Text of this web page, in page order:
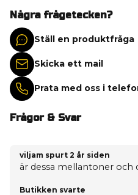
Några frågetecken?
Ställ en produktfråga
Skicka ett mail
Prata med oss i
Frågor & Svar
viljam spurt 2 år siden
är dessa mellantoner och
Butikken svarte